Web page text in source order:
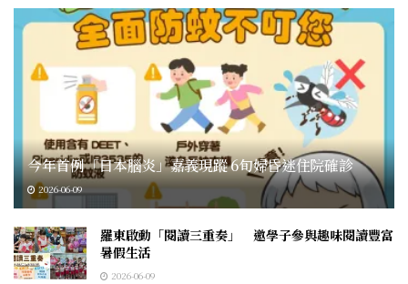
今年首例「日本腦炎」嘉義現蹤 6旬婦昏迷住院確診
2026-06-09
羅東啟動「閱讀三重奏」 邀學子參與趣味閱讀豐富
暑假生活
2026-06-09